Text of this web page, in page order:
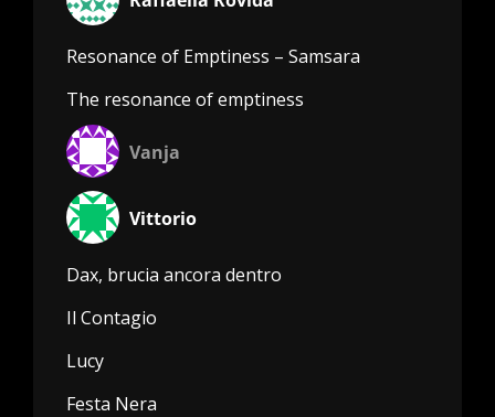
Resonance of Emptiness – Samsara
The resonance of emptiness
Vanja
Vittorio
Dax, brucia ancora dentro
Il Contagio
Lucy
Festa Nera